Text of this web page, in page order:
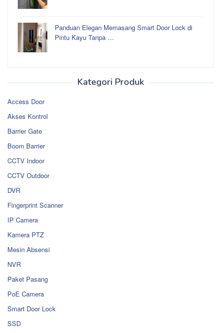
Panduan Elegan Memasang Smart Door Lock di
Pintu Kayu Tanpa …
Kategori Produk
Access Door
Akses Kontrol
Barrier Gate
Boom Barrier
CCTV Indoor
CCTV Outdoor
DVR
Fingerprint Scanner
IP Camera
Kamera PTZ
Mesin Absensi
NVR
Paket Pasang
PoE Camera
Smart Door Lock
SSD